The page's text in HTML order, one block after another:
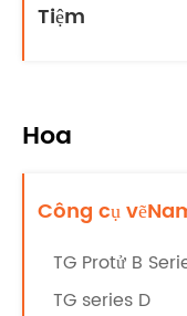
Tiệm
Hoa
Công cụ
TG Protử B
TG series D